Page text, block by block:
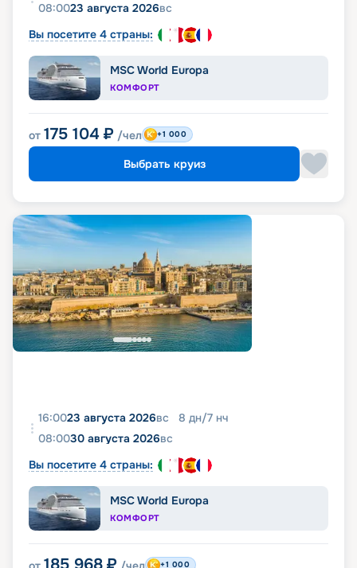
08:0023 августа 2026вс
Вы посетите 4 страны:
MSC World Europa
КОМФОРТ
от 175 104 ₽ /чел +1 000
Выбрать круиз
16:0023 августа 2026вс 8 дн/7 нч
08:0030 августа 2026вс
Вы посетите 4 страны:
MSC World Europa
КОМФОРТ
+1 000